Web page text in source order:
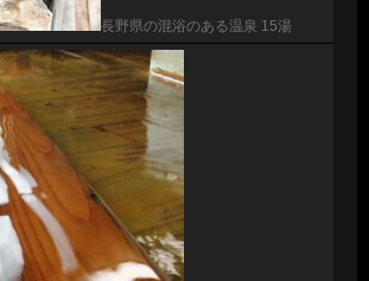
長野県の混浴のある温泉 15湯